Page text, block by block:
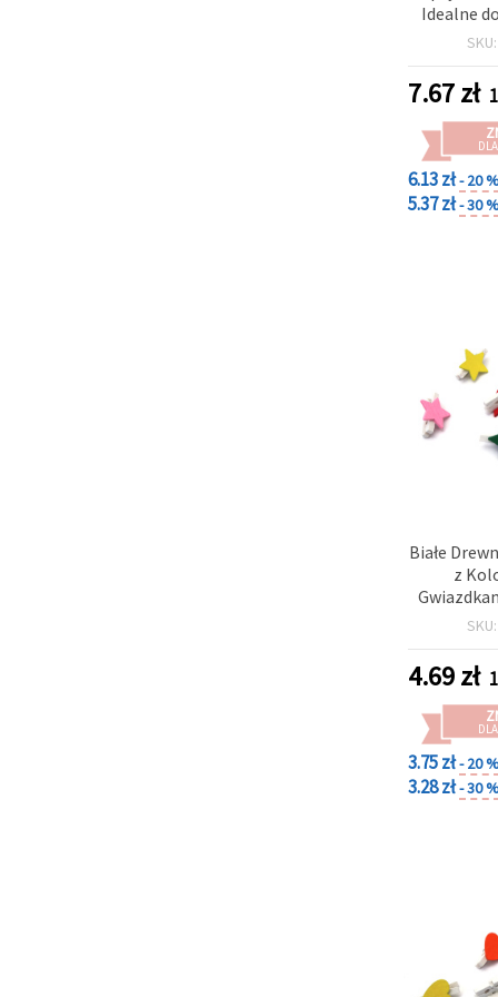
Idealne
SKU:
7.67zł
6.13 zł- 20
5.37 zł- 30
Białe
z
(Zestaw
SKU:
4.69zł
3.75 zł- 20
3.28 zł- 30